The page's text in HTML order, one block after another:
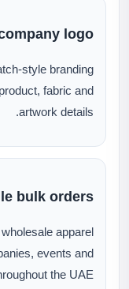
logo?
style branding
fabric and
artwork details.
bulk orders?
apparel
events and
the UAE.